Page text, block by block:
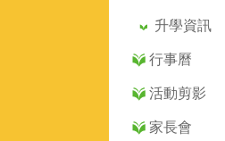
升學資訊
行事曆
活動剪影
家長會